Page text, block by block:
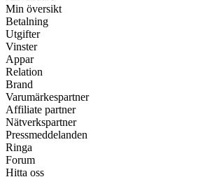
Min översikt
Betalning
Utgifter
Vinster
Appar
Relation
Brand
Varumärkespartner
Affiliate partner
Nätverkspartner
Pressmeddelanden
Ringa
Forum
Hitta oss